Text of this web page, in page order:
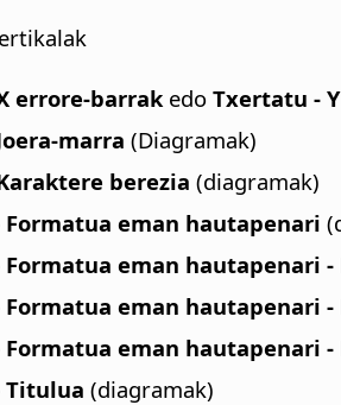
errore-barrak edo Txertatu -
marra (Diagramak)
berezia (diagramak)
Formatua eman hautapenari
Formatua eman hautapenari
Formatua eman hautapenari
Formatua eman hautapenari
Titulua (diagramak)